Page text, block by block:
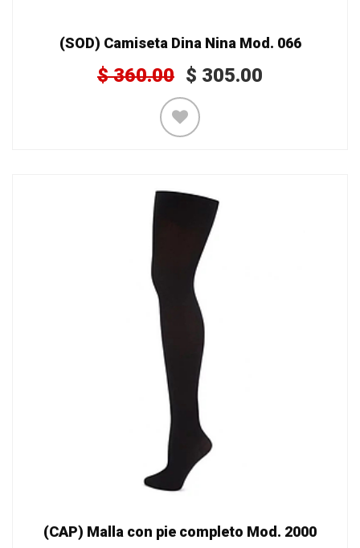
(SOD) Camiseta Dina Nina Mod. 066
$360.00 $ 305.00
(CAP) Malla con pie completo Mod. 2000